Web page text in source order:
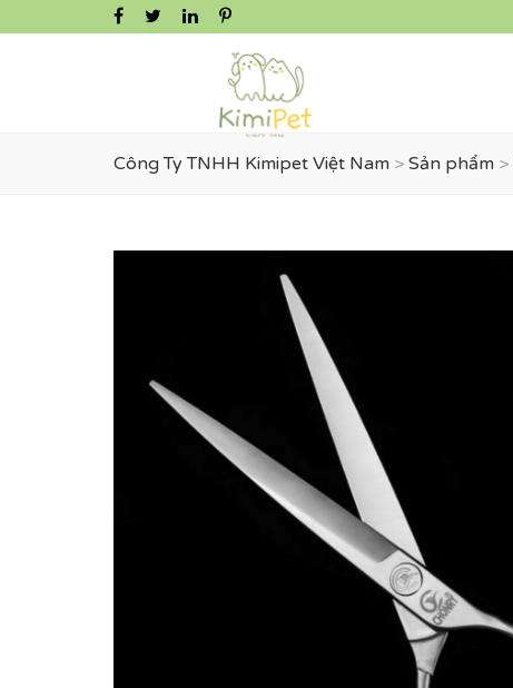
Công Ty TNHH Kimipet Việt Nam > Sản phẩm >